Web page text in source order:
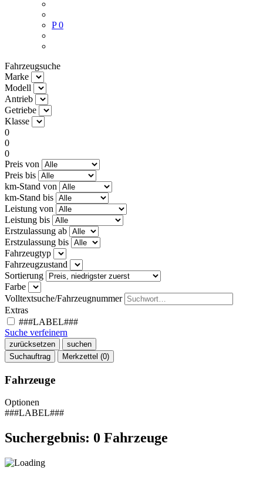
P 0
Fahrzeugsuche
Marke
Modell
Antrieb
Getriebe
Klasse
0
0
0
Preis von
Preis bis
km-Stand von
km-Stand bis
Leistung von
Leistung bis
Erstzulassung ab
Erstzulassung bis
Fahrzeugtyp
Fahrzeugzustand
Sortierung
Farbe
Volltextsuche/Fahrzeugnummer
Extras
###LABEL###
Suche verfeinern
zurücksetzen
suchen
Suchauftrag
Merkzettel (0)
Fahrzeuge
Optionen
###LABEL###
Suchergebnis: 0 Fahrzeuge